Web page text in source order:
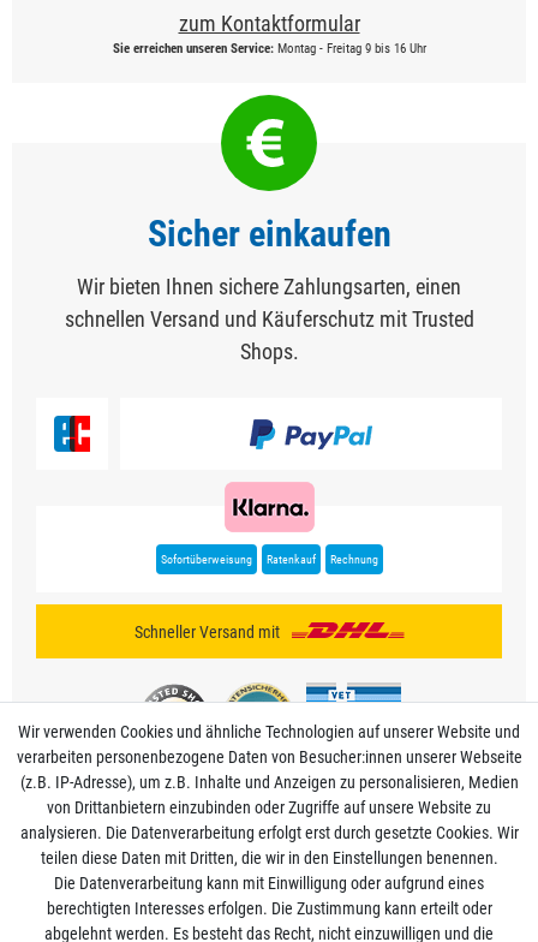
zum Kontaktformular
Sie erreichen unseren Service:Montag - Freitag 9 bis 16 Uhr
Sicher einkaufen
Wir bieten Ihnen sichere Zahlungsarten, einen
schnellen Versand und Käuferschutz mit Trusted
Shops.
Sofortüberweisung Ratenkauf Rechnung
Schneller Versand mit
Mein Konto
Informationen
Wir verwenden Cookies und ähnliche Technologien auf unserer Website und
verarbeiten personenbezogene Daten von Besucher:innen unserer Webseite
(z.B. IP-Adresse), um z.B. Inhalte und Anzeigen zu personalisieren, Medien
von Drittanbietern einzubinden oder Zugriffe auf unsere Website zu
analysieren. Die Datenverarbeitung erfolgt erst durch gesetzte Cookies. Wir
teilen diese Daten mit Dritten, die wir in den Einstellungen benennen.
Die Datenverarbeitung kann mit Einwilligung oder aufgrund eines
berechtigten Interesses erfolgen. Die Zustimmung kann erteilt oder
abgelehnt werden. Es besteht das Recht, nicht einzuwilligen und die